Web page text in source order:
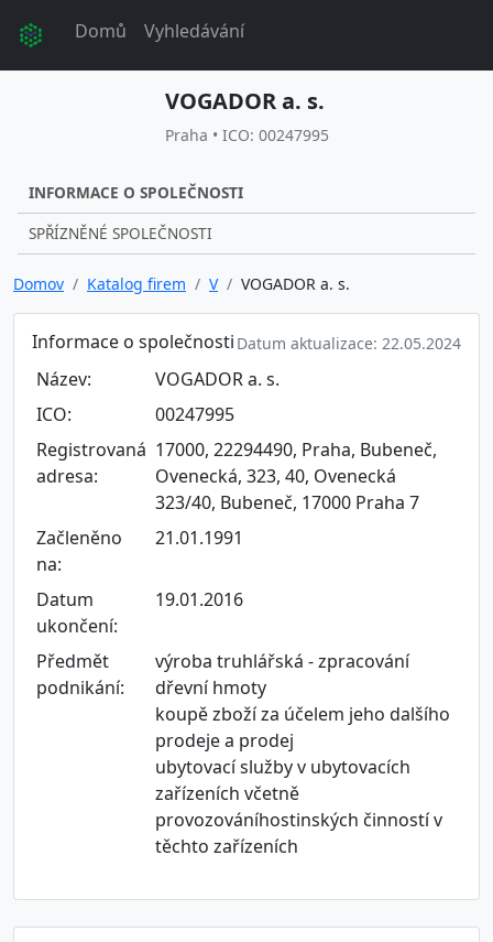
Domů Vyhledávání
VOGADOR a. s.
Praha • ICO: 00247995
INFORMACE O SPOLEČNOSTI
SPŘÍZNĚNÉ SPOLEČNOSTI
Domov Katalog firem V VOGADOR a. s.
Informace o společnosti Datum aktualizace: 22.05.2024
Název:
VOGADOR a. s.
ICO:
00247995
Registrovaná
adresa:
17000, 22294490, Praha, Bubeneč,
Ovenecká, 323, 40, Ovenecká
323/40, Bubeneč, 17000 Praha 7
Začleněno
na:
21.01.1991
Datum
ukončení:
19.01.2016
Předmět
podnikání:
výroba truhlářská - zpracování
dřevní hmoty
koupě zboží za účelem jeho dalšího
prodeje a prodej
ubytovací služby v ubytovacích
zařízeních včetně
provozováníhostinských činností v
těchto zařízeních